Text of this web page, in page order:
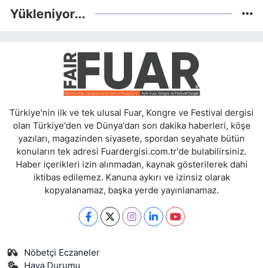
Yükleniyor...
Türkiye'nin ilk ve tek ulusal Fuar, Kongre ve Festival dergisi
olan Türkiye'den ve Dünya'dan son dakika haberleri, köşe
yazıları, magazinden siyasete, spordan seyahate bütün
konuların tek adresi Fuardergisi.com.tr'de bulabilirsiniz.
Haber içerikleri izin alınmadan, kaynak gösterilerek dahi
iktibas edilemez. Kanuna aykırı ve izinsiz olarak
kopyalanamaz, başka yerde yayınlanamaz.
Nöbetçi Eczaneler
Hava Durumu